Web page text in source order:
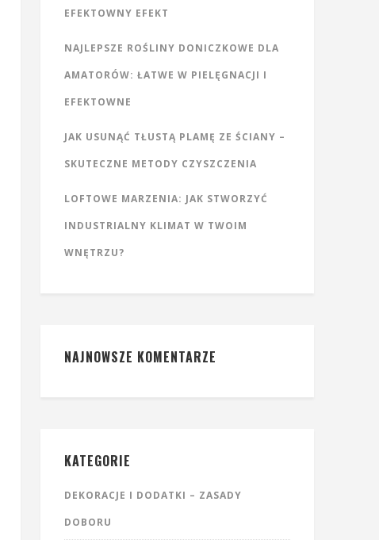
EFEKTOWNY EFEKT
NAJLEPSZE ROŚLINY DONICZKOWE DLA
AMATORÓW: ŁATWE W PIELĘGNACJI I
EFEKTOWNE
JAK USUNĄĆ TŁUSTĄ PLAMĘ ZE ŚCIANY –
SKUTECZNE METODY CZYSZCZENIA
LOFTOWE MARZENIA: JAK STWORZYĆ
INDUSTRIALNY KLIMAT W TWOIM
WNĘTRZU?
NAJNOWSZE KOMENTARZE
KATEGORIE
DEKORACJE I DODATKI – ZASADY
DOBORU